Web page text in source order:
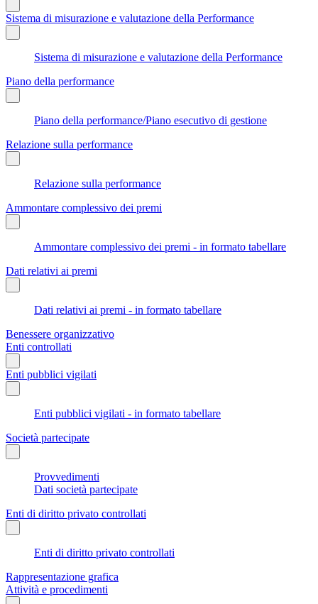
Sistema di misurazione e valutazione della Performance
Sistema di misurazione e valutazione della Performance
Piano della performance
Piano della performance/Piano esecutivo di gestione
Relazione sulla performance
Relazione sulla performance
Ammontare complessivo dei premi
Ammontare complessivo dei premi - in formato tabellare
Dati relativi ai premi
Dati relativi ai premi - in formato tabellare
Benessere organizzativo
Enti controllati
Enti pubblici vigilati
Enti pubblici vigilati - in formato tabellare
Società partecipate
Provvedimenti
Dati società partecipate
Enti di diritto privato controllati
Enti di diritto privato controllati
Rappresentazione grafica
Attività e procedimenti